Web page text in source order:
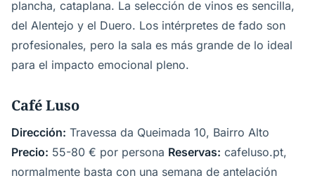
plancha, cataplana. La selección de vinos es sencilla,
del Alentejo y el Duero. Los intérpretes de fado son
profesionales, pero la sala es más grande de lo ideal
para el impacto emocional pleno.
Café Luso
Dirección: Travessa da Queimada 10, Bairro Alto
Precio: 55-80 € por persona Reservas: cafeluso.pt,
normalmente basta con una semana de antelación